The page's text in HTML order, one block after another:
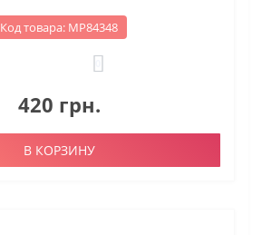
Код товара: МР84348
420 грн.
В КОРЗИНУ